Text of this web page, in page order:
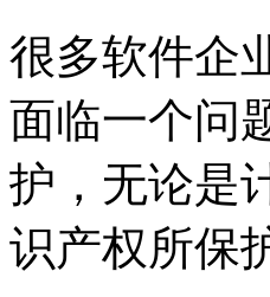
很多软件企
面临一个问
护，无论是
识产权所保